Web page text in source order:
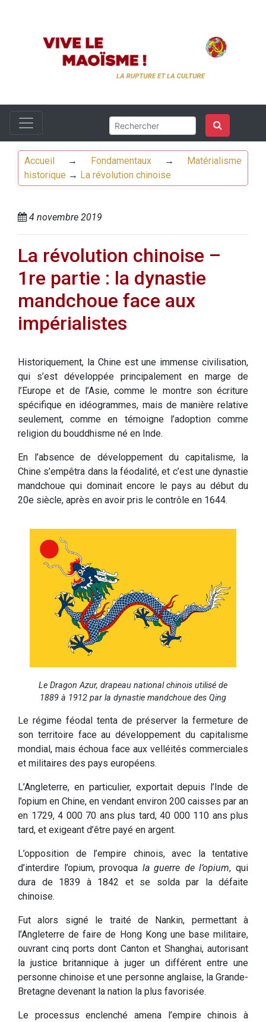
Accueil → Fondamentaux→
Matérialisme
historique → La révolution chinoise
4 novembre 2019
La révolution chinoise –
1re partie : la dynastie
mandchoue face aux
impérialistes
Historiquement, la Chine est une immense civilisation,
qui s’est développée principalement en marge de
l’Europe et de l’Asie, comme le montre son écriture
spécifique en idéogrammes, mais de manière relative
seulement, comme en témoigne l’adoption comme
religion du bouddhisme né en Inde.
En l’absence de développement du capitalisme, la
Chine s’empêtra dans la féodalité, et c’est une dynastie
mandchoue qui dominait encore le pays au début du
20e siècle, après en avoir pris le contrôle en 1644.
Le Dragon Azur, drapeau national chinois utilisé de
1889 à 1912 par la dynastie mandchoue des Qing
Le régime féodal tenta de préserver la fermeture de
son territoire face au développement du capitalisme
mondial, mais échoua face aux velléités commerciales
et militaires des pays européens.
L’Angleterre, en particulier, exportait depuis l’Inde de
l’opium en Chine, en vendant environ 200 caisses par an
en 1729, 4 000 70 ans plus tard, 40 000 110 ans plus
tard, et exigeant d’être payé en argent.
L’opposition de l’empire chinois, avec la tentative
d’interdire l’opium, provoqua la guerre de l’opium, qui
dura de 1839 à 1842 et se solda par la défaite
chinoise.
Fut alors signé le traité de Nankin, permettant à
l’Angleterre de faire de Hong Kong une base militaire,
ouvrant cinq ports dont Canton et Shanghai, autorisant
la justice britannique à juger un différent entre une
personne chinoise et une personne anglaise, la Grande-
Bretagne devenant la nation la plus favorisée.
Le processus enclenché amena l’empire chinois à